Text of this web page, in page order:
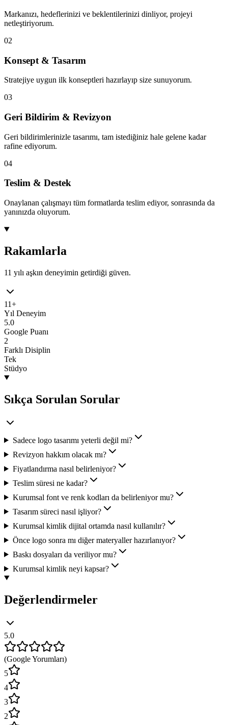
Markanızı, hedeflerinizi ve beklentilerinizi dinliyor, projeyi
netleştiriyorum.
02
Konsept & Tasarım
Stratejiye uygun ilk konseptleri hazırlayıp size sunuyorum.
03
Geri Bildirim & Revizyon
Geri bildirimlerinizle tasarımı, tam istediğiniz hale gelene kadar
rafine ediyorum.
04
Teslim & Destek
Onaylanan çalışmayı tüm formatlarda teslim ediyor, sonrasında da
yanınızda oluyorum.
Rakamlarla
11 yılı aşkın deneyimin getirdiği güven.
11+
Yıl Deneyim
5.0
Google Puanı
2
Farklı Disiplin
Tek
Stüdyo
Sıkça Sorulan Sorular
Sadece logo tasarımı yeterli değil mi?
Revizyon hakkım olacak mı?
Fiyatlandırma nasıl belirleniyor?
Teslim süresi ne kadar?
Kurumsal font ve renk kodları da belirleniyor mu?
Tasarım süreci nasıl işliyor?
Kurumsal kimlik dijital ortamda nasıl kullanılır?
Önce logo sonra mı diğer materyaller hazırlanıyor?
Baskı dosyaları da veriliyor mu?
Kurumsal kimlik neyi kapsar?
Değerlendirmeler
5.0
(Google Yorumları)
5
4
3
2